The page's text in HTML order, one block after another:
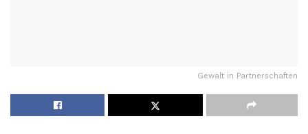
Gewalt in Partnerschaften